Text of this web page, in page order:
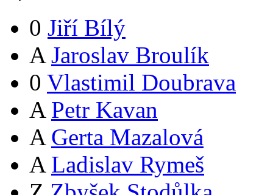
0 Jiří Bílý
A Jaroslav Broulík
0 Vlastimil Doubrava
A Petr Kavan
A Gerta Mazalová
A Ladislav Rymeš